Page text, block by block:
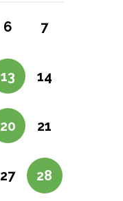
6 7
13 14
20 21
27 28